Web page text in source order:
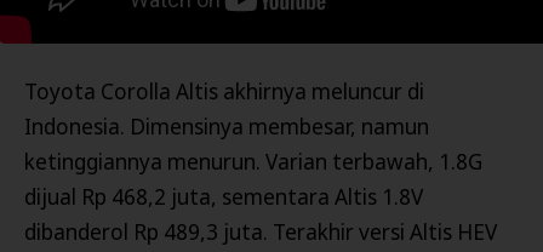
Toyota Corolla Altis akhirnya meluncur di
Indonesia. Dimensinya membesar, namun
ketinggiannya menurun. Varian terbawah, 1.8G
dijual Rp 468,2 juta, sementara Altis 1.8V
dibanderol Rp 489,3 juta. Terakhir versi Altis HEV